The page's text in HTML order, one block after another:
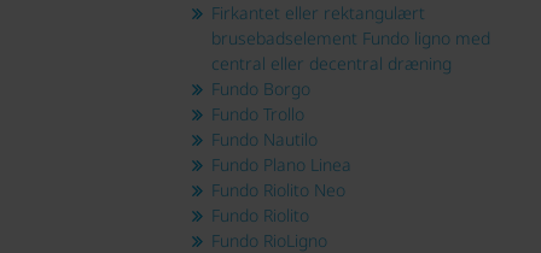
Firkantet eller rektangulært
brusebadselement Fundo ligno med
central eller decentral dræning
Fundo Borgo
Fundo Trollo
Fundo Nautilo
Fundo Plano Linea
Fundo Riolito Neo
Fundo Riolito
Fundo RioLigno